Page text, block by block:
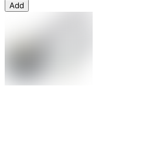
Add